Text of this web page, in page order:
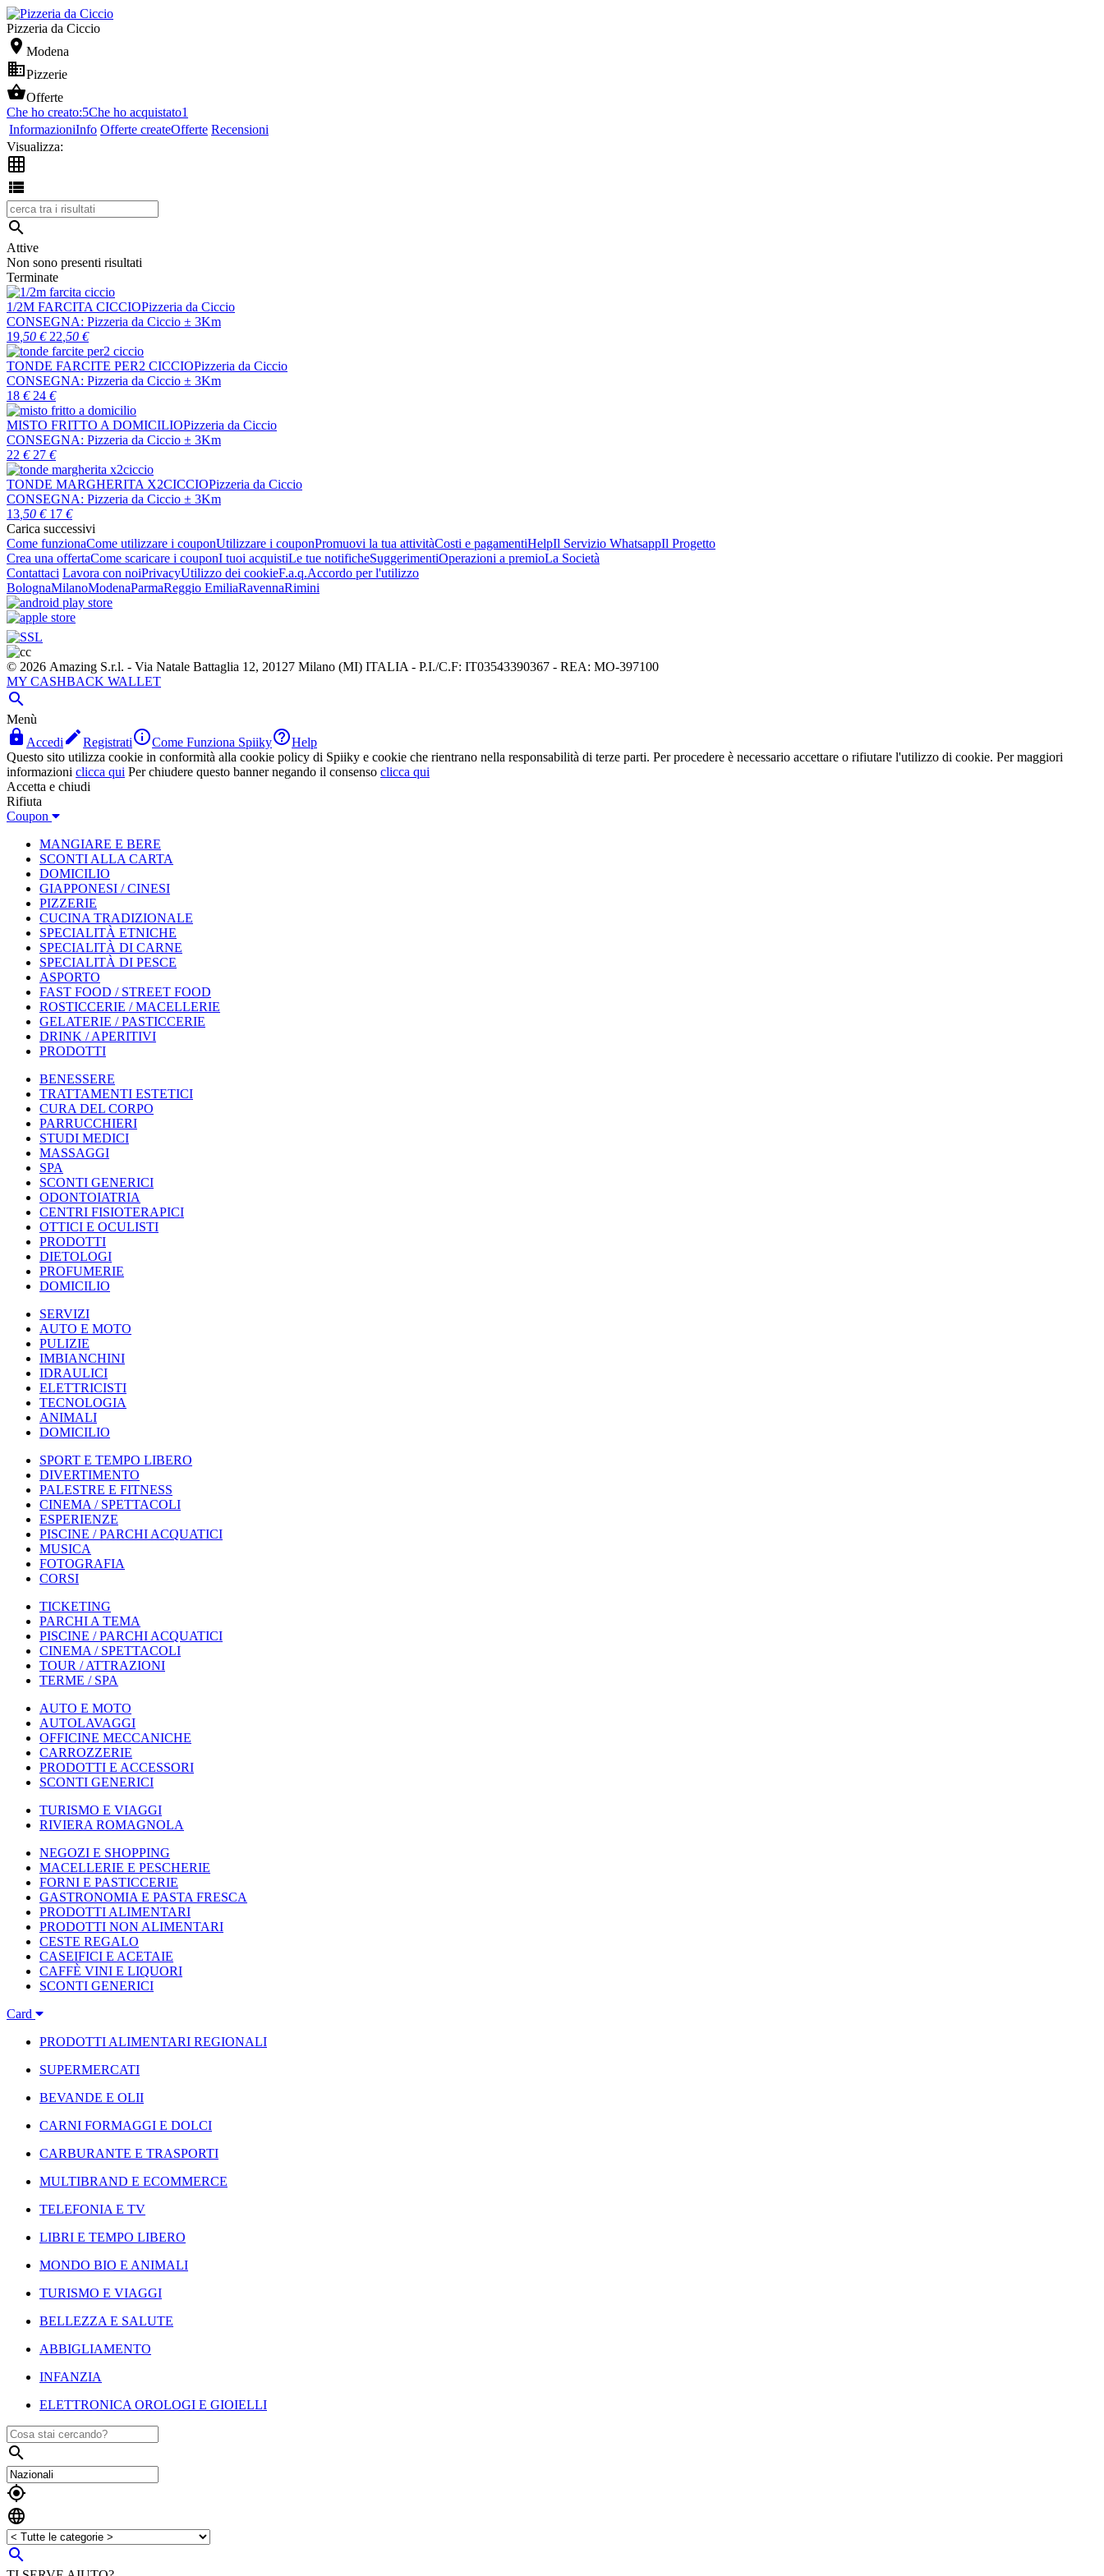
Pizzeria da Ciccio
 Modena
Pizzerie
Offerte
Che ho creato:5Che ho acquistato1
InformazioniInfo Offerte createOfferte Recensioni
Visualizza:



Attive
Non sono presenti risultati
Terminate
1/2M FARCITA CICCIOPizzeria da Ciccio
CONSEGNA: Pizzeria da Ciccio ± 3Km
19 ,50 € 22 ,50 €
TONDE FARCITE PER2 CICCIOPizzeria da Ciccio
CONSEGNA: Pizzeria da Ciccio ± 3Km
18 € 24 €
MISTO FRITTO A DOMICILIOPizzeria da Ciccio
CONSEGNA: Pizzeria da Ciccio ± 3Km
22 € 27 €
TONDE MARGHERITA X2CICCIOPizzeria da Ciccio
CONSEGNA: Pizzeria da Ciccio ± 3Km
13 ,50 € 17 €
Carica successivi
Come funzionaCome utilizzare i couponUtilizzare i couponPromuovi la tua attivitàCosti e pagamentiHelpIl Servizio WhatsappIl Progetto
Crea una offertaCome scaricare i couponI tuoi acquistiLe tue notificheSuggerimentiOperazioni a premioLa Società
Contattaci Lavora con noiPrivacyUtilizzo dei cookieF.a.q.Accordo per l'utilizzo
BolognaMilanoModenaParmaReggio EmiliaRavennaRimini
© 2026 Amazing S.r.l. - Via Natale Battaglia 12, 20127 Milano (MI) ITALIA - P.I./C.F: IT03543390367 - REA: MO-397100
MY CASHBACK WALLET

Menù
 Accedi RegistratiCome Funziona SpiikyHelp
Questo sito utilizza cookie in conformità alla cookie policy di Spiiky e cookie che rientrano nella responsabilità di terze parti. Per procedere è necessario accettare o rifiutare l'utilizzo di cookie. Per maggiori
informazioni clicca qui Per chiudere questo banner negando il consenso clicca qui
Accetta e chiudi
Rifiuta
Coupon
MANGIARE E BERE
SCONTI ALLA CARTA
DOMICILIO
GIAPPONESI / CINESI
PIZZERIE
CUCINA TRADIZIONALE
SPECIALITÀ ETNICHE
SPECIALITÀ DI CARNE
SPECIALITÀ DI PESCE
ASPORTO
FAST FOOD / STREET FOOD
ROSTICCERIE / MACELLERIE
GELATERIE / PASTICCERIE
DRINK / APERITIVI
PRODOTTI
BENESSERE
TRATTAMENTI ESTETICI
CURA DEL CORPO
PARRUCCHIERI
STUDI MEDICI
MASSAGGI
SPA
SCONTI GENERICI
ODONTOIATRIA
CENTRI FISIOTERAPICI
OTTICI E OCULISTI
PRODOTTI
DIETOLOGI
PROFUMERIE
DOMICILIO
SERVIZI
AUTO E MOTO
PULIZIE
IMBIANCHINI
IDRAULICI
ELETTRICISTI
TECNOLOGIA
ANIMALI
DOMICILIO
SPORT E TEMPO LIBERO
DIVERTIMENTO
PALESTRE E FITNESS
CINEMA / SPETTACOLI
ESPERIENZE
PISCINE / PARCHI ACQUATICI
MUSICA
FOTOGRAFIA
CORSI
TICKETING
PARCHI A TEMA
PISCINE / PARCHI ACQUATICI
CINEMA / SPETTACOLI
TOUR / ATTRAZIONI
TERME / SPA
AUTO E MOTO
AUTOLAVAGGI
OFFICINE MECCANICHE
CARROZZERIE
PRODOTTI E ACCESSORI
SCONTI GENERICI
TURISMO E VIAGGI
RIVIERA ROMAGNOLA
NEGOZI E SHOPPING
MACELLERIE E PESCHERIE
FORNI E PASTICCERIE
GASTRONOMIA E PASTA FRESCA
PRODOTTI ALIMENTARI
PRODOTTI NON ALIMENTARI
CESTE REGALO
CASEIFICI E ACETAIE
CAFFÈ VINI E LIQUORI
SCONTI GENERICI
Card
PRODOTTI ALIMENTARI REGIONALI
SUPERMERCATI
BEVANDE E OLII
CARNI FORMAGGI E DOLCI
CARBURANTE E TRASPORTI
MULTIBRAND E ECOMMERCE
TELEFONIA E TV
LIBRI E TEMPO LIBERO
MONDO BIO E ANIMALI
TURISMO E VIAGGI
BELLEZZA E SALUTE
ABBIGLIAMENTO
INFANZIA
ELETTRONICA OROLOGI E GIOIELLI



